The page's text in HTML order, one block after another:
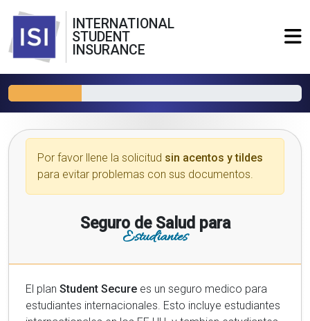
INTERNATIONAL
STUDENT
INSURANCE
Por favor llene la solicitud sin acentos y tildes
para evitar problemas con sus documentos.
Seguro de Salud para
Estudiantes
El plan Student Secure es un seguro medico para
estudiantes internacionales. Esto incluye estudiantes